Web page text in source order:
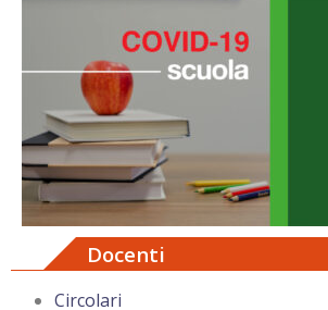
Docenti
Circolari